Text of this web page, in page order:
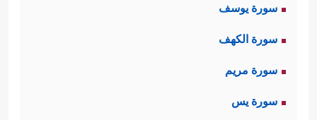
ٱمۡرَأَتُ عِمۡرَ ٰ⁠نَ رَبِّ إِنِّی نَذَرۡتُ لَكَ مَا فِی بَطۡنِی مُحَرَّرࣰا
سورة يوسف
سورة الكهف
سورة مريم
سورة يس